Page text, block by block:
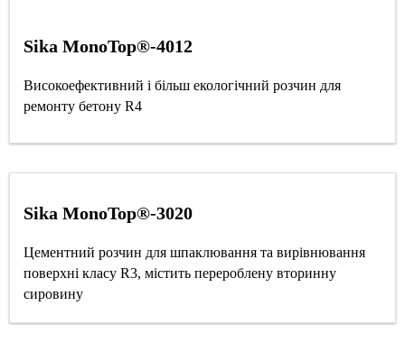
Sika MonoTop®-4012
Високоефективний і більш екологічний розчин для
ремонту бетону R4
Sika MonoTop®-3020
Цементний розчин для шпаклювання та вирівнювання
поверхні класу R3, містить перероблену вторинну
сировину